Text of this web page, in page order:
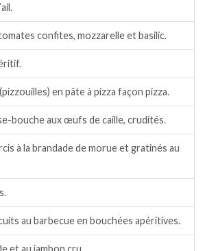
confites, mozzarelle et basilic.
en pâte à pizza façon pizza.
bouche aux œufs de caille, crudités.
à la brandade de morue et gratinés au
au barbecue en bouchées apéritives.
et au jambon cru.